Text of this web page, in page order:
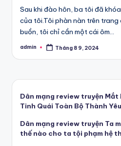
Sau khi đào hôn, ba tôi đã
của tôi.Tôi phàn nàn trên
buồn, tôi chỉ cần một cái ôm…
Posted
admin Tháng 8 9, 2024
Dân mạng review truyện Mắt
Tinh Quái Toàn Bộ Thành
Dân mạng review truyện Ta
thế nào cho ta tội phạm hệ